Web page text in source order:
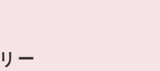
ー